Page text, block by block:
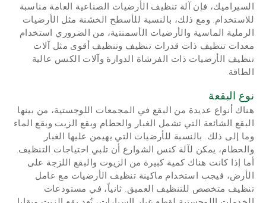
السيراميك، فإن آلة تنظيف الأرضيات الصناعية العامة مناسبة
للاستخدام. ومع ذلك، بالنسبة للأسطح الخشنة مثل الأرضيات
الرملية الماسية والأرضيات الأسمنتية، من الضروري استخدام
معدات تنظيف ذات قدرات تنظيف وتنظيف أقوى مثل آلات
تنظيف الأرضيات ذات الفرشاة الدوارة وآلات الكنس عالية
الطاقة.
نوع البقعة
هناك أنواع عديدة من البقع في المجمعات اللوجستية، من بينها
البقع الشائعة التي تشمل الغبار والحطام وبقع الزيت وبقع الماء
وما إلى ذلك. بالنسبة للأرضيات التي يهيمن عليها الغبار
والحطام، يمكن لآلة كنس الشوارع أن تلبي احتياجات التنظيف.
أما إذا كانت هناك كمية كبيرة من الزيوت والبقع اللزجة على
الأرض، فيجب استخدام ماكينة تنظيف الأرضيات مع عامل
تنظيف متخصص للتنظيف العميق. ثانياً، في مستودعات